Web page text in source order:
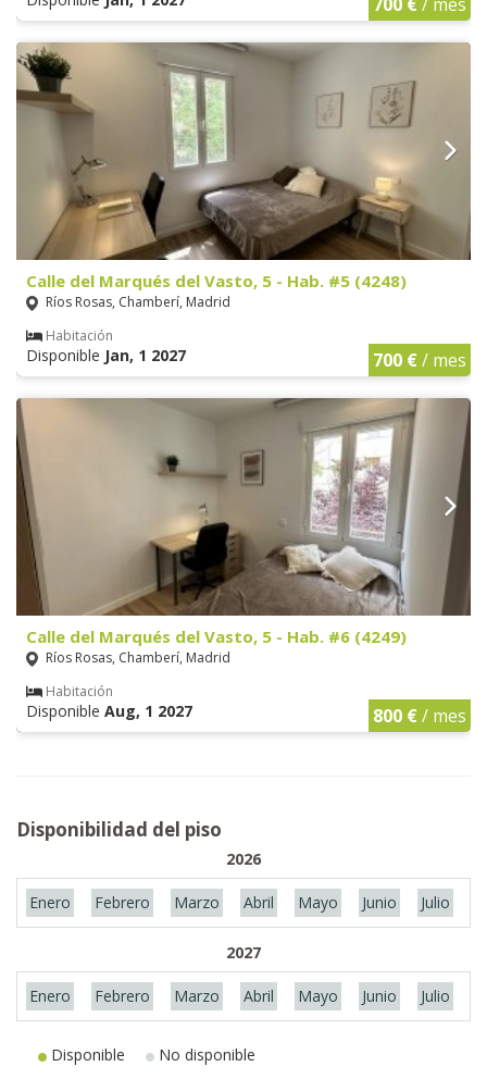
Calle del Marqués del Vasto, 5 - Hab. #5 (4248)
Ríos Rosas, Chamberí, Madrid
Habitación
Disponible Jan, 1 2027 700 €/ mes
Calle del Marqués del Vasto, 5 - Hab. #6 (4249)
Ríos Rosas, Chamberí, Madrid
Habitación
Disponible Aug, 1 2027 800 €/ mes
Disponibilidad del piso
2026
Enero Febrero Marzo Abril Mayo Junio Julio
2027
Enero Febrero Marzo Abril Mayo Junio Julio
Disponible No disponible